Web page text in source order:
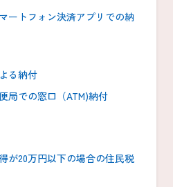
ートフォン決済アプリでの納
る納付
局での窓口（ATM)納付
が20万円以下の場合の住民税